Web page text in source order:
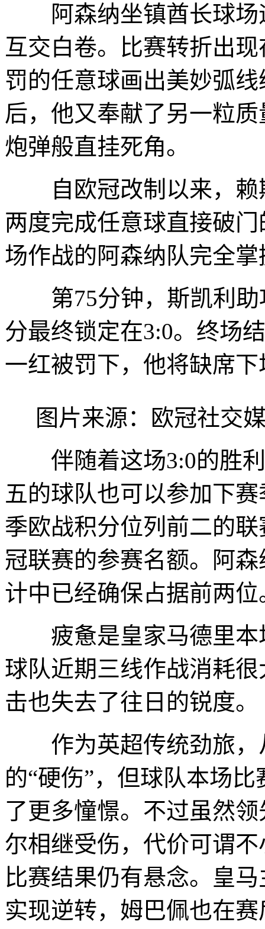
阿森纳坐镇酋长球场
互交白卷。比赛转折出
罚的任意球画出美妙弧
后，他又奉献了另一粒
炮弹般直挂死角。
自欧冠改制以来，赖
两度完成任意球直接破
场作战的阿森纳队完全
第75分钟，斯凯利助
分最终锁定在3:0。终场
一红被罚下，他将缺席
图片来源：欧冠社交
伴随着这场3:0的胜利
五的球队也可以参加下
季欧战积分位列前二的
冠联赛的参赛名额。阿
计中已经确保占据前两位
疲惫是皇家马德里本
球队近期三线作战消耗
击也失去了往日的锐度。
作为英超传统劲旅，
的“硬伤”，但球队本场
了更多憧憬。不过虽然
尔相继受伤，代价可谓
比赛结果仍有悬念。皇
实现逆转，姆巴佩也在